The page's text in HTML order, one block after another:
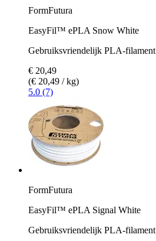
FormFutura
EasyFil™ ePLA Snow White
Gebruiksvriendelijk PLA-filament
€ 20,49
(€ 20,49 / kg)
5.0 (7)
FormFutura
EasyFil™ ePLA Signal White
Gebruiksvriendelijk PLA-filament